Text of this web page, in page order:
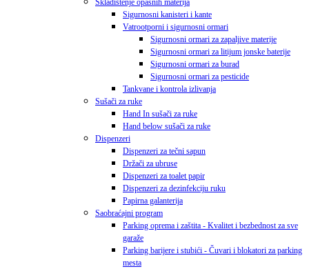
Skladištenje opasnih materija
Sigurnosni kanisteri i kante
Vatrootporni i sigurnosni ormari
Sigurnosni ormari za zapaljive materije
Sigurnosni ormari za litijum jonske baterije
Sigurnosni ormari za burad
Sigurnosni ormari za pesticide
Tankvane i kontrola izlivanja
Sušači za ruke
Hand In sušači za ruke
Hand below sušači za ruke
Dispenzeri
Dispenzeri za tečni sapun
Držači za ubruse
Dispenzeri za toalet papir
Dispenzeri za dezinfekciju ruku
Papirna galanterija
Saobraćajni program
Parking oprema i zaštita - Kvalitet i bezbednost za sve
garaže
Parking barijere i stubići - Čuvari i blokatori za parking
mesta